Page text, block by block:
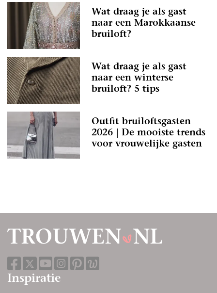
Wat draag je als gast
naar een Marokkaanse
bruiloft?
Wat draag je als gast
naar een winterse
bruiloft? 5 tips
Outfit bruiloftsgasten
2026 | De mooiste trends
voor vrouwelijke gasten
Inspiratie